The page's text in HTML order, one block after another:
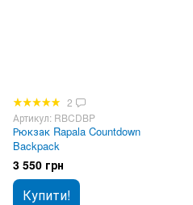
2
Артикул: RBCDBP
Рюкзак Rapala Countdown
Backpack
3 550 грн
Купити!